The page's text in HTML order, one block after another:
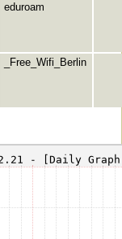
eduroam
_Free_Wifi_Berlin